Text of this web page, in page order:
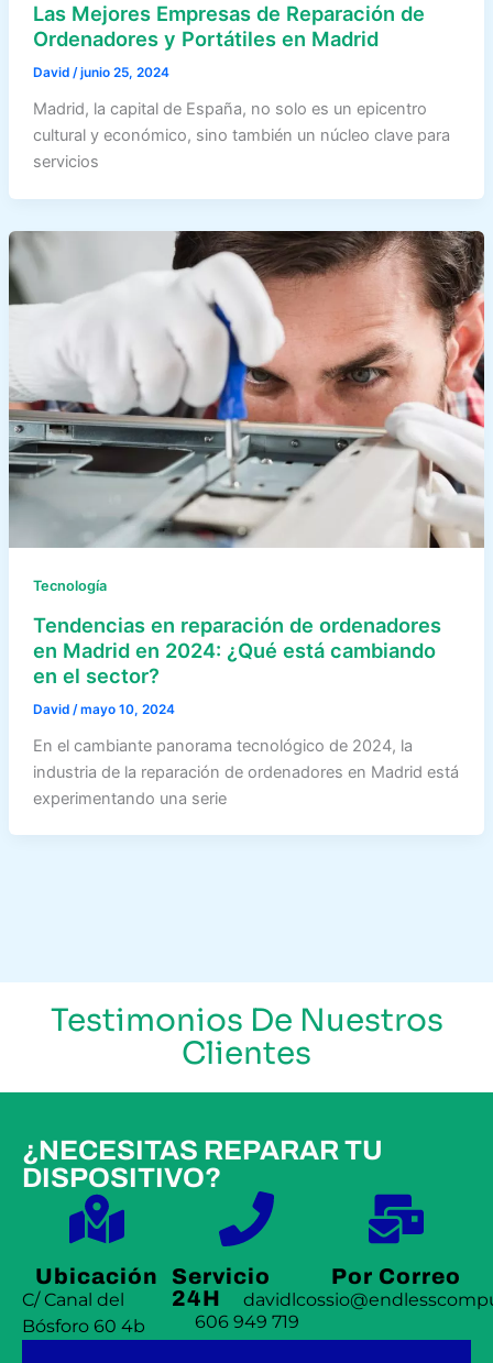
Las Mejores Empresas de Reparación de
Ordenadores y Portátiles en Madrid
David /junio 25, 2024
Madrid, la capital de España, no solo es un epicentro
cultural y económico, sino también un núcleo clave para
servicios
Tecnología
Tendencias en reparación de ordenadores
en Madrid en 2024: ¿Qué está cambiando
en el sector?
David /mayo 10, 2024
En el cambiante panorama tecnológico de 2024, la
industria de la reparación de ordenadores en Madrid está
experimentando una serie
Testimonios De Nuestros
Clientes
¿NECESITAS REPARAR TU
DISPOSITIVO?
Ubicación
C/ Canal del
Bósforo 60 4b
Servicio
24H
606 949 719
Por Correo